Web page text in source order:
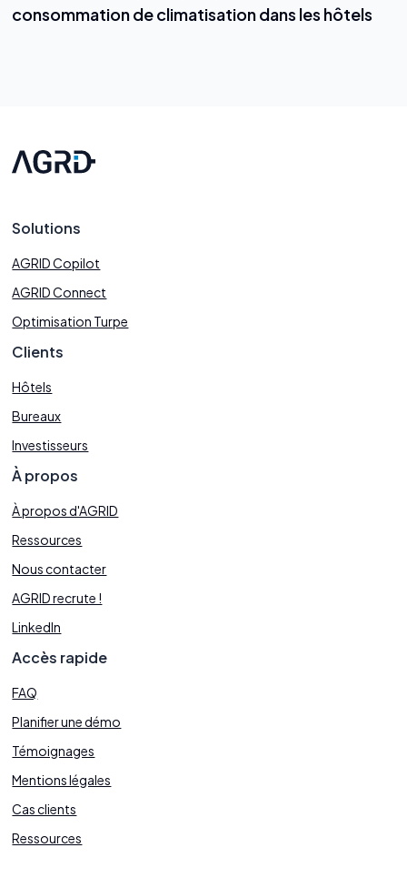
consommation de climatisation dans les hôtels
Solutions
AGRID Copilot
AGRID Connect
Optimisation Turpe
Clients
Hôtels
Bureaux
Investisseurs
À propos
À propos d'AGRID
Ressources
Nous contacter
AGRID recrute !
LinkedIn
Accès rapide
FAQ
Planifier une démo
Témoignages
Mentions légales
Cas clients
Ressources